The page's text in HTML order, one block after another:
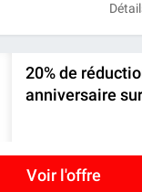
20% de
anniversaire
Voir l'offre